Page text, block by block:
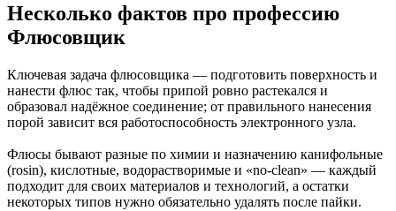
Несколько фактов про профессию
Флюсовщик
Ключевая задача флюсовщика — подготовить поверхность и
нанести флюс так, чтобы припой ровно растекался и
образовал надёжное соединение; от правильного нанесения
порой зависит вся работоспособность электронного узла.
Флюсы бывают разные по химии и назначению канифольные
(rosin), кислотные, водорастворимые и «no‑clean» — каждый
подходит для своих материалов и технологий, а остатки
некоторых типов нужно обязательно удалять после пайки.